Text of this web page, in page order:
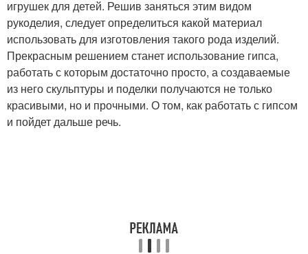
игрушек для детей. Решив заняться этим видом
рукоделия, следует определиться какой материал
использовать для изготовления такого рода изделий.
Прекрасным решением станет использование гипса,
работать с которым достаточно просто, а создаваемые
из него скульптуры и поделки получаются не только
красивыми, но и прочными. О том, как работать с гипсом
и пойдет дальше речь.